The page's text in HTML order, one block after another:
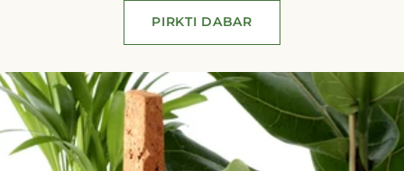
PIRKTI DABAR